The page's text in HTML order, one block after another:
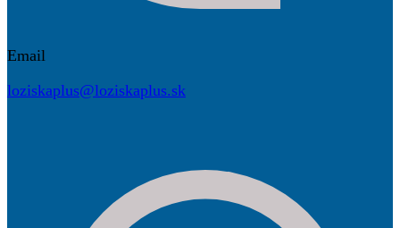
Email
loziskaplus@loziskaplus.sk